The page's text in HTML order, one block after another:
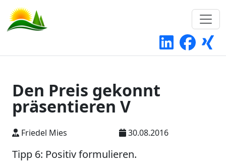
Den Preis gekonnt
präsentieren V
Friedel Mies 30.08.2016
Tipp 6: Positiv formulieren.